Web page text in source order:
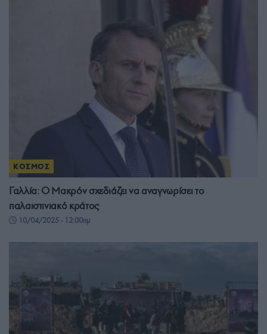
ΚΟΣΜΟΣ
Γαλλία: Ο Μακρόν σχεδιάζει να αναγνωρίσει το
παλαιστινιακό κράτος
10/04/2025 - 12:00πμ